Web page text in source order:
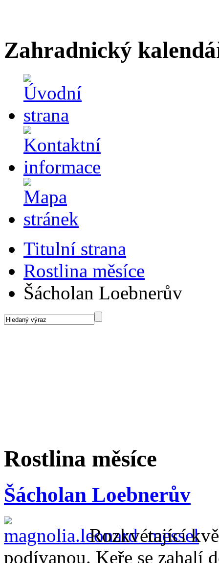
Zahradnický
Titulní strana
Rostlina měsíce
Šácholan Loebnerův
Rostlina měsíce
Šácholan Loebnerův
Rozkvétající
podívanou. Keře se zahalí